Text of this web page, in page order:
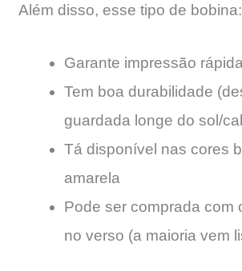
Além disso, esse tipo de bobina:
Garante impressão
Tem boa durabilidade
guardada longe do sol/
Tá disponível nas cores
amarela
Pode ser comprada com
no verso (a maioria vem